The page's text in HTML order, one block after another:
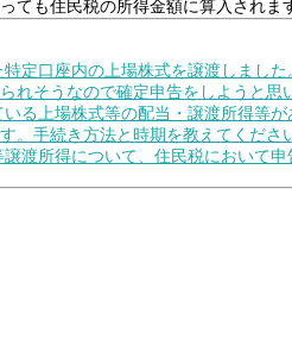
ても住民税の所得金額に算入されま
定口座内の上場株式を譲渡しまし
れそうなので確定申告をしようと
る上場株式等の配当・譲渡所得等
。手続き方法と時期を教えてくださ
渡所得について、住民税において申